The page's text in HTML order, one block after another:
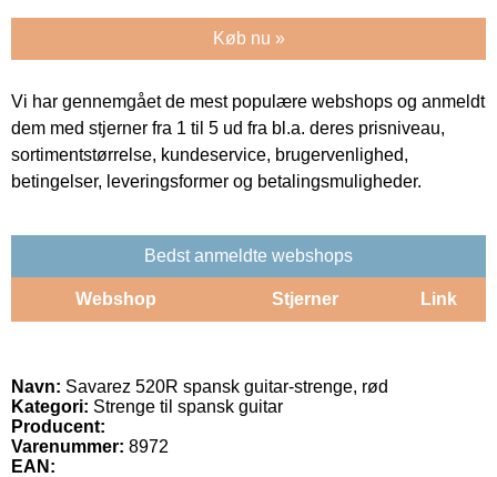
Køb nu »
Vi har gennemgået de mest populære webshops og anmeldt
dem med stjerner fra 1 til 5 ud fra bl.a. deres prisniveau,
sortimentstørrelse, kundeservice, brugervenlighed,
betingelser, leveringsformer og betalingsmuligheder.
Bedst anmeldte webshops
Webshop Stjerner Link
Navn: Savarez 520R spansk guitar-strenge, rød
Kategori: Strenge til spansk guitar
Producent:
Varenummer: 8972
EAN: